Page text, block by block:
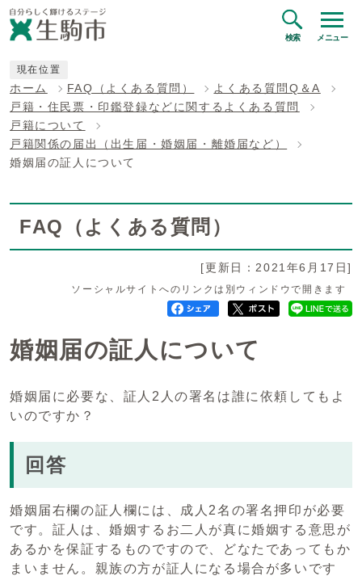
検索 メニュー
現在位置
ホーム FAQ（よくある質問）
よくある質問Q＆A
戸籍・住民票・印鑑登録などに関するよくある質問
戸籍について
戸籍関係の届出（出生届・婚姻届・離婚届など）
婚姻届の証人について
FAQ（よくある質問）
[更新日：2021年6月17日]
ソーシャルサイトへのリンクは別ウィンドウで開きます
婚姻届の証人について
婚姻届に必要な、証人2人の署名は誰に依頼してもよ
いのですか？
回答
婚姻届右欄の証人欄には、成人2名の署名押印が必要
です。証人は、婚姻するお二人が真に婚姻する意思が
あるかを保証するものですので、どなたであってもか
まいません。親族の方が証人になる場合が多いです